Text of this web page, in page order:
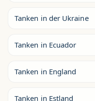
Tanken in der Ukraine
Tanken in Ecuador
Tanken in England
Tanken in Estland